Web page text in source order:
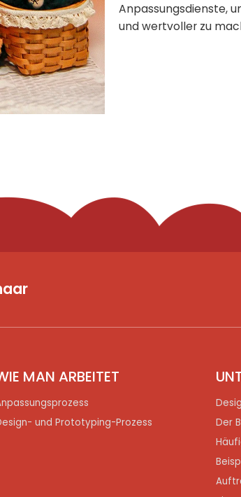
Anpassungsdienste,
und wertvoller zu
MAN ARBEITET
und Prototyping-Prozess
Der